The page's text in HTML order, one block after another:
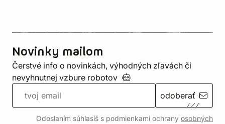
Novinky mailom
Čerstvé info o novinkách, výhodných zľavách či
nevyhnutnej vzbure robotov
odoberať
Odoslaním súhlasíš s podmienkami ochrany osobných